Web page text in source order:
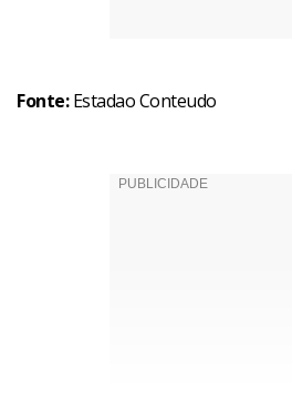
Fonte:Estadao Conteudo